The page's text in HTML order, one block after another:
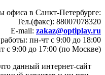
офиса в Санкт-Петербурге:
Тел.(факс): 88007078320
E-mail: zakaz@optiplay.ru
пн-чт с 9:00 до 18:00
с 9:00 до 17:00 (по Москве)
данный интернет-сайт